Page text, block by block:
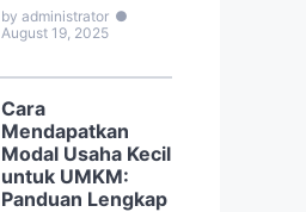
by administrator ●
August 19, 2025
Cara
Mendapatkan
Modal Usaha Kecil
untuk UMKM:
Panduan Lengkap